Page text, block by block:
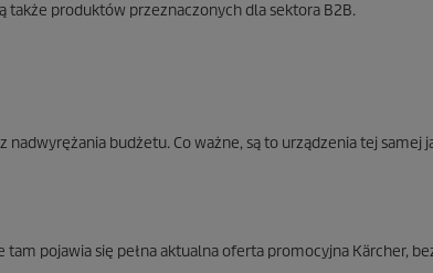
także produktów przeznaczonych dla sektora B2B.
budżetu. Co ważne, są to urządzenia tej samej
pojawia się pełna aktualna oferta promocyjna Kärcher,